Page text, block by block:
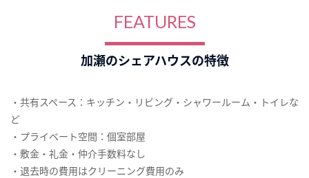
FEATURES
加瀬のシェアハウスの特徴
・共有スペース：キッチン・リビング・シャワールーム・トイレな
ど
・プライベート空間：個室部屋
・敷金・礼金・仲介手数料なし
・退去時の費用はクリーニング費用のみ